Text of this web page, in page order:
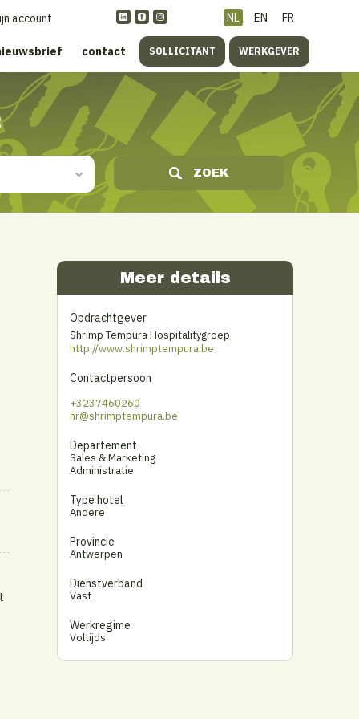
NL EN FR
account
contact SOLLICITANT WERKGEVER
ZOEK
Meer details
Opdrachtgever
Shrimp Tempura Hospitalitygroep
http://www.shrimptempura.be
Contactpersoon
+3237460260
hr@shrimptempura.be
Departement
Sales & Marketing
Administratie
Type hotel
Andere
Provincie
Antwerpen
Dienstverband
Vast
Werkregime
Voltijds